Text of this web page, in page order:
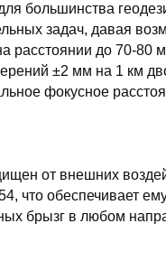
большинства
задач, давая
расстоянии до 70-80
±2 мм на 1 км
фокусное
от внешних
что обеспечивает
брызг в любом